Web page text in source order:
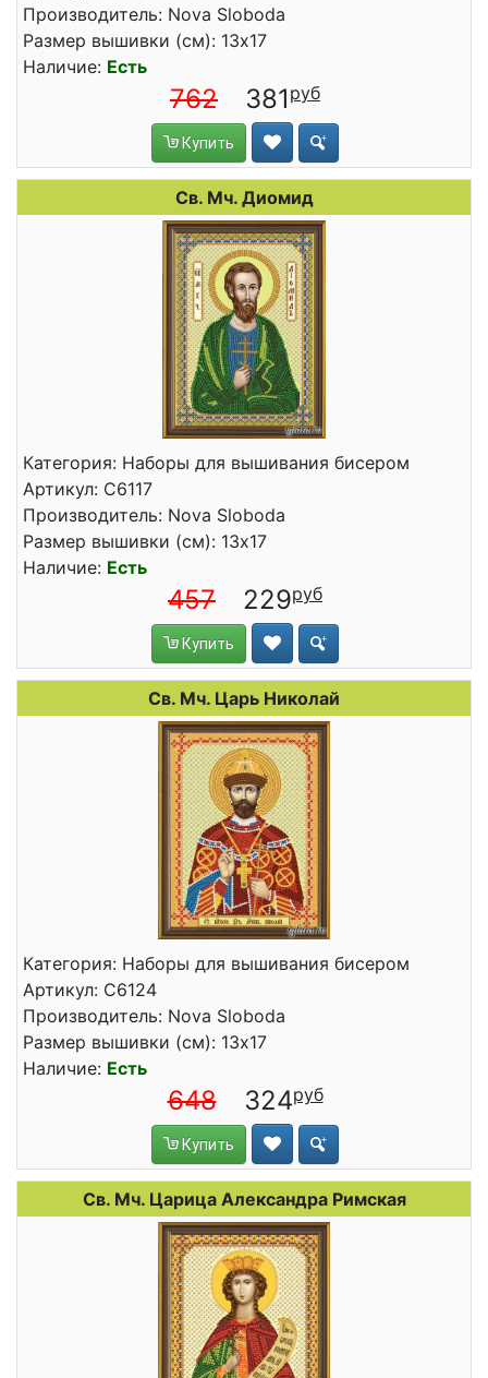
Производитель: Nova Sloboda
Размер вышивки (см): 13x17
Наличие: Есть
762 381
Купить
Св. Мч. Диомид
Категория: Наборы для вышивания бисером
Артикул: C6117
Производитель: Nova Sloboda
Размер вышивки (см): 13x17
Наличие: Есть
457 229
Купить
Св. Мч. Царь Николай
Категория: Наборы для вышивания бисером
Артикул: C6124
Производитель: Nova Sloboda
Размер вышивки (см): 13x17
Наличие: Есть
648 324
Купить
Св. Мч. Царица Александра Римская